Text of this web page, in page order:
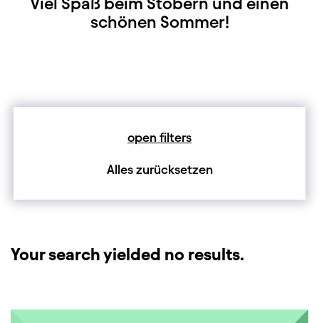
schönen Sommer!
open filters
Alles zurücksetzen
Your search yielded no results.